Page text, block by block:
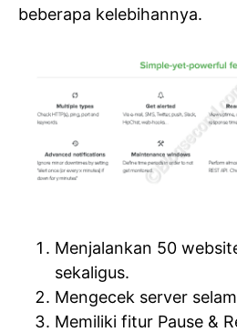
beberapa kelebihannya.
Menjalankan 50
sekaligus.
Mengecek server
Memiliki fitur Pause &